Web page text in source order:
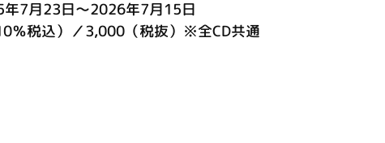
年7月23日～2026年7月15日
％税込）／3,000（税抜）※全CD共通